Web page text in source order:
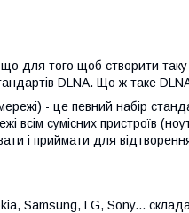
для того щоб створити
DLNA. Що ж таке
- це певний набір
всім сумісних пристроїв
і приймати для
Samsung, LG, Sony...